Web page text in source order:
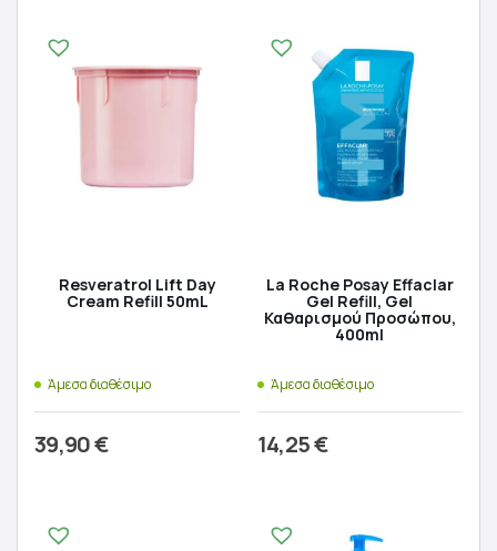
Resveratrol Lift Day
Cream Refill 50mL
Άμεσα διαθέσιμο
39,90€
La Roche Posay Effaclar
Gel Refill, Gel
Καθαρισμού Προσώπου,
400ml
Άμεσα διαθέσιμο
14,25€